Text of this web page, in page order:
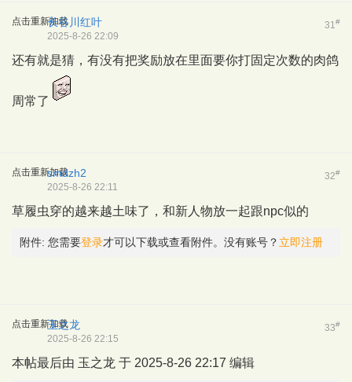
点击重新加载 31 #
长谷川红叶
2025-8-26 22:09
还有就是猜，有没有把奖励放在里面要你打固定次数的肉鸽
周常了
点击重新加载 32#
smdzh2
2025-8-26 22:11
草履虫穿的越来越土味了，和新人物放一起跟npc似的
附件: 您需要登录才可以下载或查看附件。没有账号？ 立即注册
点击重新加载 33#
玉之龙
2025-8-26 22:15
本帖最后由 玉之龙 于 2025-8-26 22:17 编辑